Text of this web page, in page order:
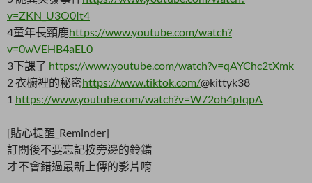
v=ZKN_U3O0It4
4童年長頸鹿https://www.youtube.com/watch?
v=0wVEHB4aEL0
3下課了 https://www.youtube.com/watch?v=qAYChc2tXmk
2 衣櫥裡的秘密https://www.tiktok.com/@kittyk38
1 https://www.youtube.com/watch?v=W72oh4pIqpA
[貼心提醒_Reminder]
訂閱後不要忘記按旁邊的鈴鐺
才不會錯過最新上傳的影片唷